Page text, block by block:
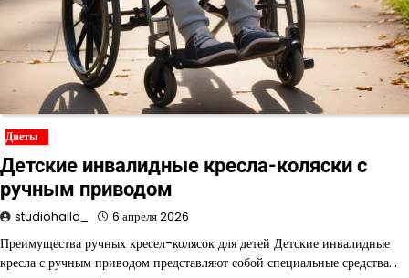
Диеты
Детские инвалидные кресла-коляски с
ручным приводом
studiohallo_ 6 апреля 2026
Преимущества ручных кресел-колясок для детей Детские инвалидные
кресла с ручным приводом представляют собой специальные средства…